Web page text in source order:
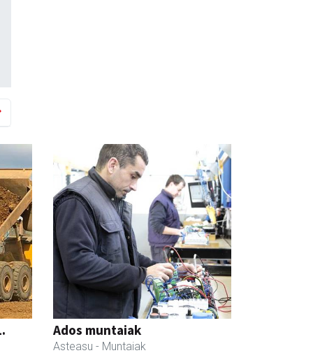
Ados muntaiak
Asteasu - Muntaiak